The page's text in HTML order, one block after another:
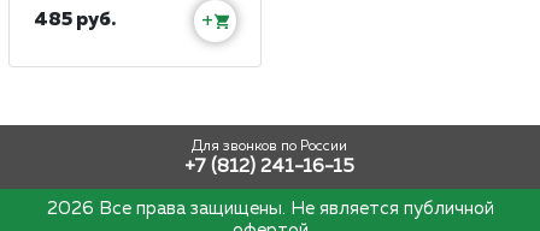
485 руб. +
Для звонков по России
+7 (812) 241-16-15
2026 Все права защищены. Не является публичной